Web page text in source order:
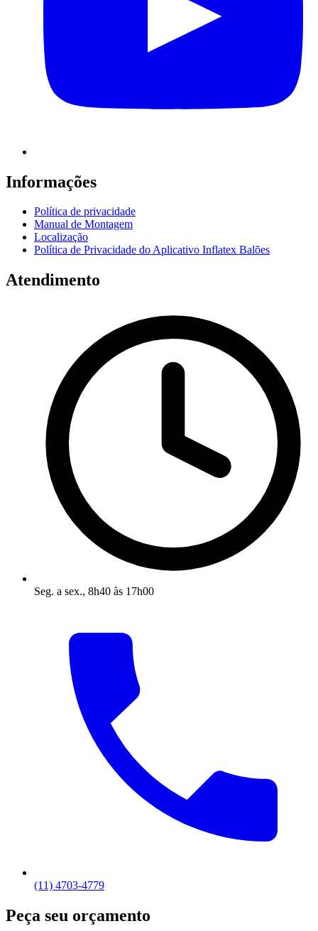
Informações
Política de privacidade
Manual de Montagem
Localização
Política de Privacidade do Aplicativo Inflatex Balões
Atendimento
Seg. a sex., 8h40 às 17h00
(11) 4703-4779
Peça seu orçamento